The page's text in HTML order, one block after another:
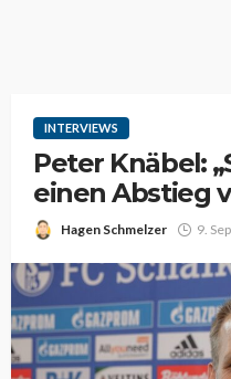
INTERVIEWS
Peter Knäbel:
einen Abstieg
Hagen Schmelzer 9.